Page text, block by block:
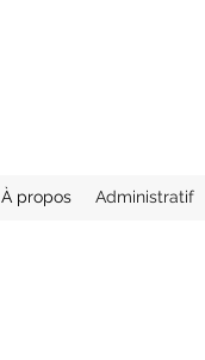
À propos Administratif